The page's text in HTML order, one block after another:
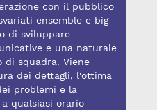
con il pubblico
ensemble e big
di sviluppare
e una naturale
di squadra. Viene
dei dettagli, l'ottima
problemi e la
qualsiasi orario